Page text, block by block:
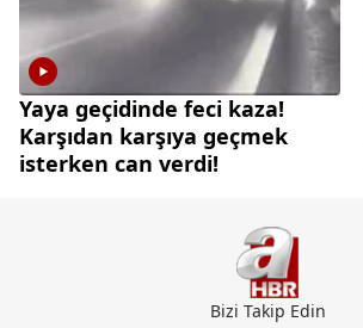
Yaya geçidinde feci kaza!
Karşıdan karşıya geçmek
isterken can verdi!
Bizi Takip Edin